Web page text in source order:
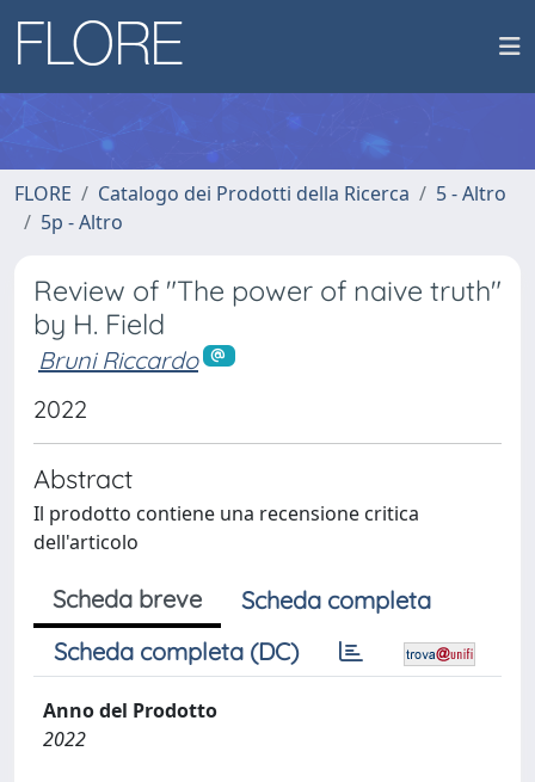
FLORE Catalogo dei Prodotti della Ricerca
5 - Altro
5p - Altro
Review of "The power of naive truth"
by H. Field
Bruni Riccardo
2022
Abstract
Il prodotto contiene una recensione critica
dell'articolo
Scheda breve
Scheda completa
Scheda completa (DC)
Anno del Prodotto
2022